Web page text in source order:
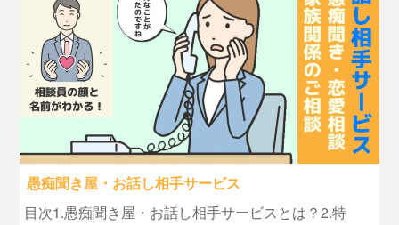
愚痴聞き屋・お話し相手サービス
目次1.愚痴聞き屋・お話し相手サービスとは？2.特